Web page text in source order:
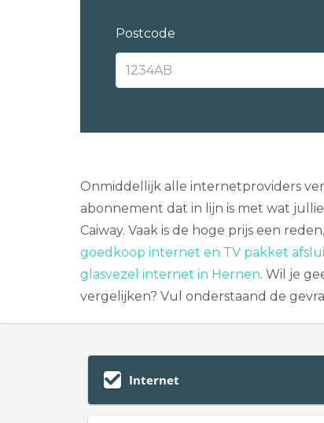
Postcode
Onmiddellijk alle internetproviders
abonnement dat in lijn is met wat
Caiway. Vaak is de hoge prijs een
goedkoop internet en TV pakket
glasvezel internet in Hernen. Wil je
vergelijken? Vul onderstaand de
Internet